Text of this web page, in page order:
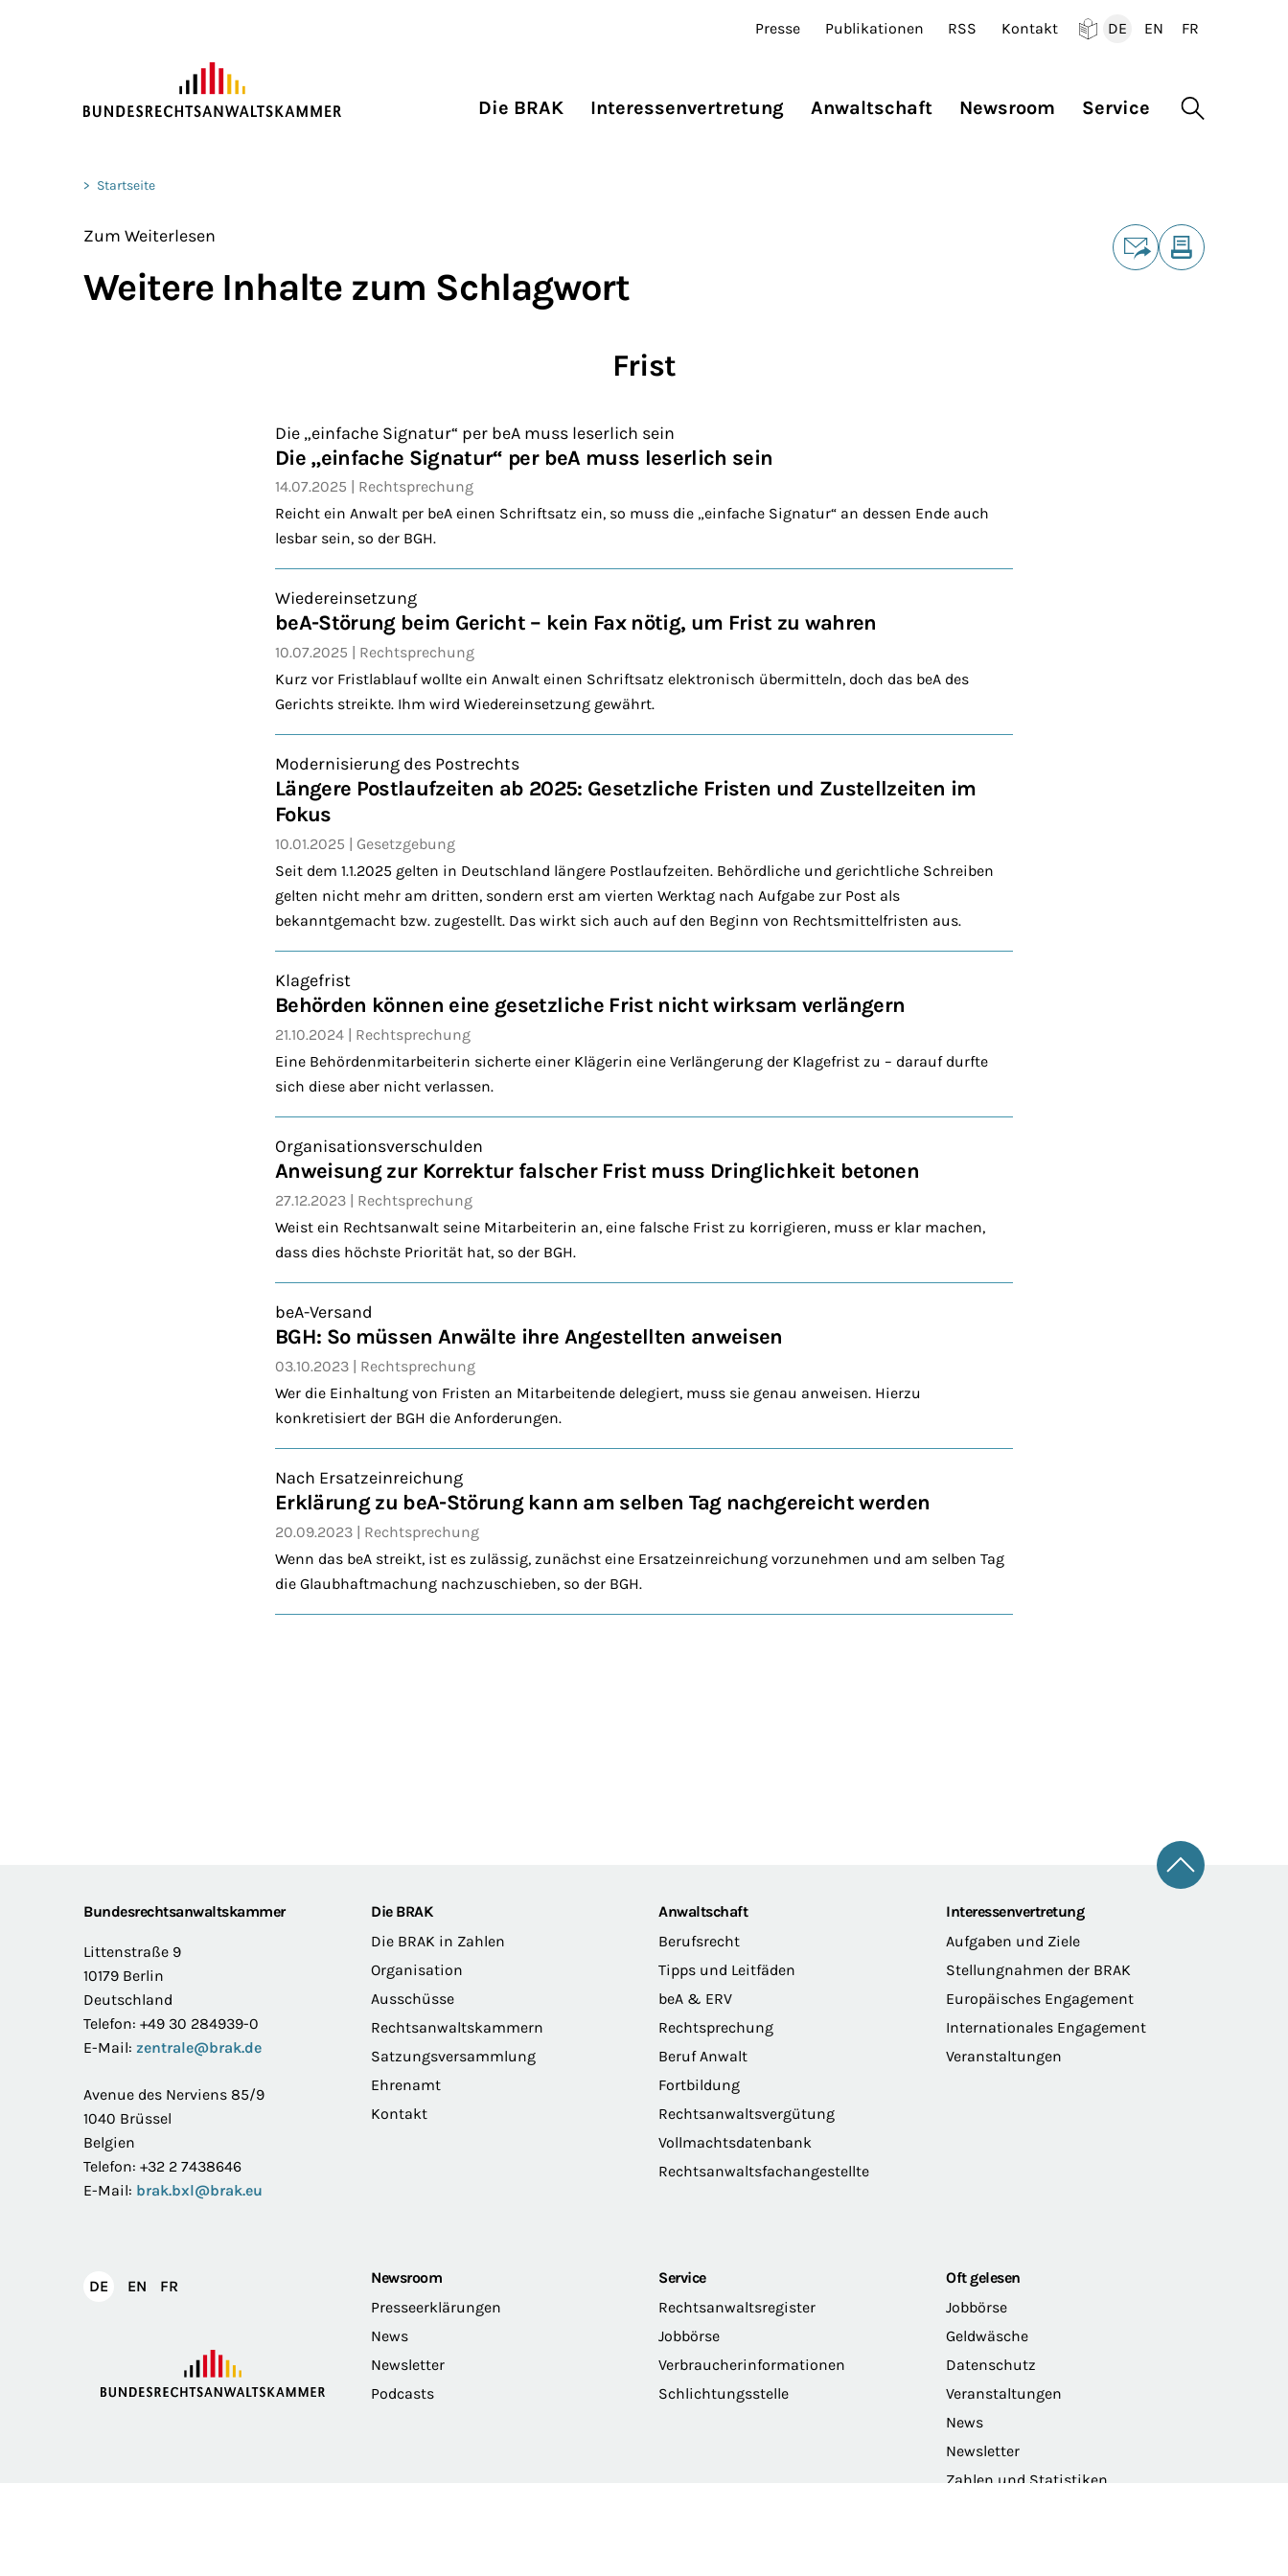
Presse Publikationen RSS Kontakt
DE
EN
FR
Die BRAK Interessenvertretung Anwaltschaft Newsroom Service Suche
Sie befinden sich hier:
> Startseite
Zum Weiterlesen
Weitere Inhalte zum Schlagwort
Frist
Die „einfache Signatur“ per beA muss leserlich sein
Die „einfache Signatur“ per beA muss leserlich sein
14.07.2025
Rechtsprechung
Reicht ein Anwalt per beA einen Schriftsatz ein, so muss die „einfache Signatur“ an dessen Ende auch
lesbar sein, so der BGH.
Wiedereinsetzung
beA-Störung beim Gericht – kein Fax nötig, um Frist zu wahren
10.07.2025
Rechtsprechung
Kurz vor Fristlablauf wollte ein Anwalt einen Schriftsatz elektronisch übermitteln, doch das beA des
Gerichts streikte. Ihm wird Wiedereinsetzung gewährt.
Modernisierung des Postrechts
Längere Postlaufzeiten ab 2025: Gesetzliche Fristen und Zustellzeiten im
Fokus
10.01.2025
Gesetzgebung
Seit dem 1.1.2025 gelten in Deutschland längere Postlaufzeiten. Behördliche und gerichtliche Schreiben
gelten nicht mehr am dritten, sondern erst am vierten Werktag nach Aufgabe zur Post als
bekanntgemacht bzw. zugestellt. Das wirkt sich auch auf den Beginn von Rechtsmittelfristen aus.
Klagefrist
Behörden können eine gesetzliche Frist nicht wirksam verlängern
21.10.2024
Rechtsprechung
Eine Behördenmitarbeiterin sicherte einer Klägerin eine Verlängerung der Klagefrist zu – darauf durfte
sich diese aber nicht verlassen.
Organisationsverschulden
Anweisung zur Korrektur falscher Frist muss Dringlichkeit betonen
27.12.2023
Rechtsprechung
Weist ein Rechtsanwalt seine Mitarbeiterin an, eine falsche Frist zu korrigieren, muss er klar machen,
dass dies höchste Priorität hat, so der BGH.
beA-Versand
BGH: So müssen Anwälte ihre Angestellten anweisen
03.10.2023
Rechtsprechung
Wer die Einhaltung von Fristen an Mitarbeitende delegiert, muss sie genau anweisen. Hierzu
konkretisiert der BGH die Anforderungen.
Nach Ersatzeinreichung
Erklärung zu beA-Störung kann am selben Tag nachgereicht werden
20.09.2023
Rechtsprechung
Wenn das beA streikt, ist es zulässig, zunächst eine Ersatzeinreichung vorzunehmen und am selben Tag
die Glaubhaftmachung nachzuschieben, so der BGH.
Footer
Zum
Bundesrechtsanwaltskammer
Littenstraße 9
10179 Berlin
Deutschland
Telefon: +49 30 284939-0
E-Mail: zentrale@brak.de
Avenue des Nerviens 85/9
1040 Brüssel
Belgien
Telefon: +32 2 7438646
E-Mail: brak.bxl@brak.eu
Die BRAK
Die BRAK in Zahlen
Organisation
Ausschüsse
Rechtsanwaltskammern
Satzungsversammlung
Ehrenamt
Kontakt
Anwaltschaft
Berufsrecht
Tipps und Leitfäden
beA & ERV
Rechtsprechung
Beruf Anwalt
Fortbildung
Rechtsanwaltsvergütung
Vollmachtsdatenbank
Rechtsanwaltsfachangestellte
Interessenvertretung
Aufgaben und Ziele
Stellungnahmen der BRAK
Europäisches Engagement
Internationales Engagement
Veranstaltungen
DEDeutsch
EN English
FR
Newsroom
Presseerklärungen
News
Newsletter
Podcasts
Service
Rechtsanwaltsregister
Jobbörse
Verbraucherinformationen
Schlichtungsstelle
Oft gelesen
Jobbörse
Geldwäsche
Datenschutz
Veranstaltungen
News
Newsletter
Zahlen und Statistiken